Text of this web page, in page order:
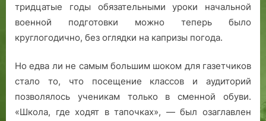
тридцатые годы обязательными уроки начальной
военной подготовки можно теперь было
круглогодично, без оглядки на капризы погода.
Но едва ли не самым большим шоком для газетчиков
стало то, что посещение классов и аудиторий
позволялось ученикам только в сменной обуви.
«Школа, где ходят в тапочках», — был озаглавлен